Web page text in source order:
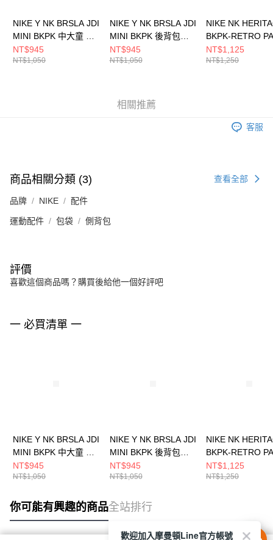
NIKE Y NK BRSLA JDI
MINI BKPK 中大童 後
背包 DR6091078
NT$945
NT$1,050
NIKE Y NK BRSLA JDI
MINI BKPK 後背包
DR6091010
NT$945
NT$1,050
NIKE NK
BKPK-RETRO
男女 後背包
HV6614492
NT$1,125
NT$1,250
相關推薦
客服
商品相關分類 (3) 查看全部
品牌 NIKE 配件
運動配件 包袋 側背包
評價
喜歡這個商品嗎？購買後給他一個好評吧
一 必買清單 一
NIKE Y NK BRSLA JDI
MINI BKPK 中大童 後
背包 DR6091078
NT$945
NT$1,050
NIKE Y NK BRSLA JDI
MINI BKPK 後背包
DR6091010
NT$945
NT$1,050
NIKE NK
BKPK-RETRO
男女 後背包
HV6614492
NT$1,125
NT$1,250
你可能有興趣的商品全站排行
歡迎加入摩曼頓Line官方帳號